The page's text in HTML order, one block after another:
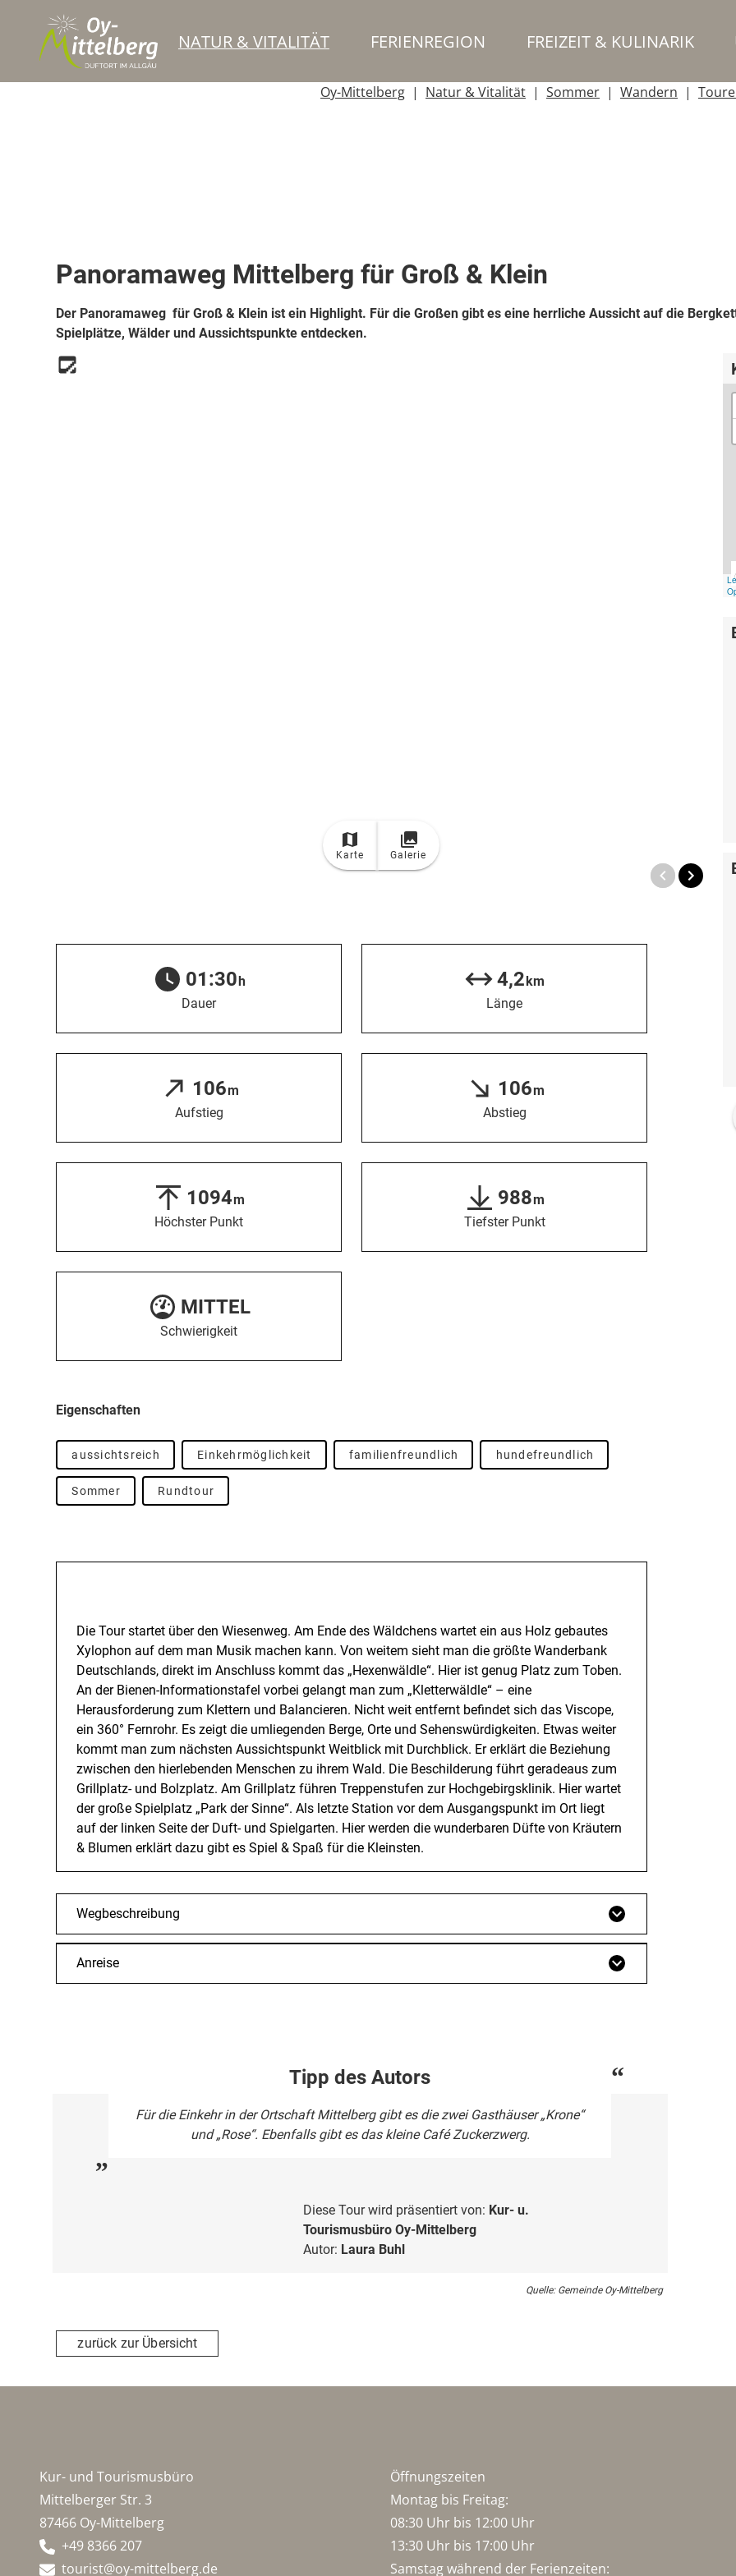
NATUR & VITALITÄT FERIENREGION FREIZEIT & KULINARIK
Oy-Mittelberg Natur & Vitalität Sommer Wandern
Panoramaweg Mittelberg für Groß & Klein
Der Panoramaweg für Groß & Klein ist ein Highlight. Für die Großen gibt es eine herrliche Aussicht auf die
Spielplätze, Wälder und Aussichtspunkte entdecken.
Karte
Galerie
01:30h
Dauer
4,2km
Länge
106m
Aufstieg
106m
Abstieg
1094m
Höchster Punkt
988m
Tiefster Punkt
MITTEL
Schwierigkeit
Eigenschaften
aussichtsreich Einkehrmöglichkeit familienfreundlich hundefreundlich
Sommer Rundtour
Die Tour startet über den Wiesenweg. Am Ende des Wäldchens wartet ein aus Holz gebautes
Xylophon auf dem man Musik machen kann. Von weitem sieht man die größte Wanderbank
Deutschlands, direkt im Anschluss kommt das „Hexenwäldle“. Hier ist genug Platz zum Toben.
An der Bienen-Informationstafel vorbei gelangt man zum „Kletterwäldle“ – eine
Herausforderung zum Klettern und Balancieren. Nicht weit entfernt befindet sich das Viscope,
ein 360° Fernrohr. Es zeigt die umliegenden Berge, Orte und Sehenswürdigkeiten. Etwas weiter
kommt man zum nächsten Aussichtspunkt Weitblick mit Durchblick. Er erklärt die Beziehung
zwischen den hierlebenden Menschen zu ihrem Wald. Die Beschilderung führt geradeaus zum
Grillplatz- und Bolzplatz. Am Grillplatz führen Treppenstufen zur Hochgebirgsklinik. Hier wartet
der große Spielplatz „Park der Sinne“. Als letzte Station vor dem Ausgangspunkt im Ort liegt
auf der linken Seite der Duft- und Spielgarten. Hier werden die wunderbaren Düfte von Kräutern
& Blumen erklärt dazu gibt es Spiel & Spaß für die Kleinsten.
Wegbeschreibung
Anreise
Tipp des Autors
Für die Einkehr in der Ortschaft Mittelberg gibt es die zwei Gasthäuser „Krone“
und „Rose“. Ebenfalls gibt es das kleine Café Zuckerzwerg.
Diese Tour wird präsentiert von: Kur- u.
Tourismusbüro Oy-Mittelberg
Autor: Laura Buhl
Quelle: Gemeinde Oy-Mittelberg
zurück zur Übersicht
Kur- und Tourismusbüro
Mittelberger Str. 3
87466 Oy-Mittelberg
+49 8366 207
tourist@oy-mittelberg.de
Öffnungszeiten
Montag bis Freitag:
08:30 Uhr bis 12:00 Uhr
13:30 Uhr bis 17:00 Uhr
Samstag während der Ferienzeiten: